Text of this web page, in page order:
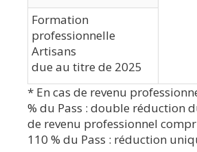
Formation
professionnelle
Artisans
due au titre de 2025
* En cas de revenu
% du Pass : double réduction
de revenu professionnel
110 % du Pass : réduction